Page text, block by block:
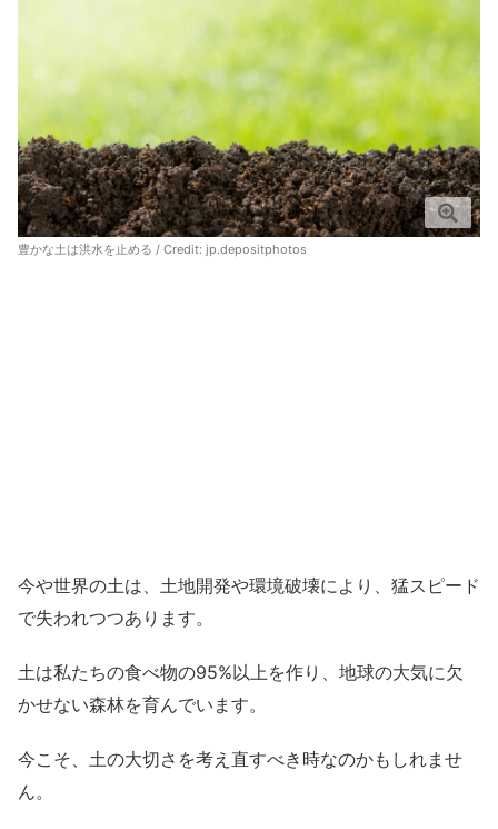
豊かな土は洪水を止める / Credit: jp.depositphotos
今や世界の土は、土地開発や環境破壊により、猛スピード
で失われつつあります。
土は私たちの食べ物の95%以上を作り、地球の大気に欠
かせない森林を育んでいます。
今こそ、土の大切さを考え直すべき時なのかもしれませ
ん。